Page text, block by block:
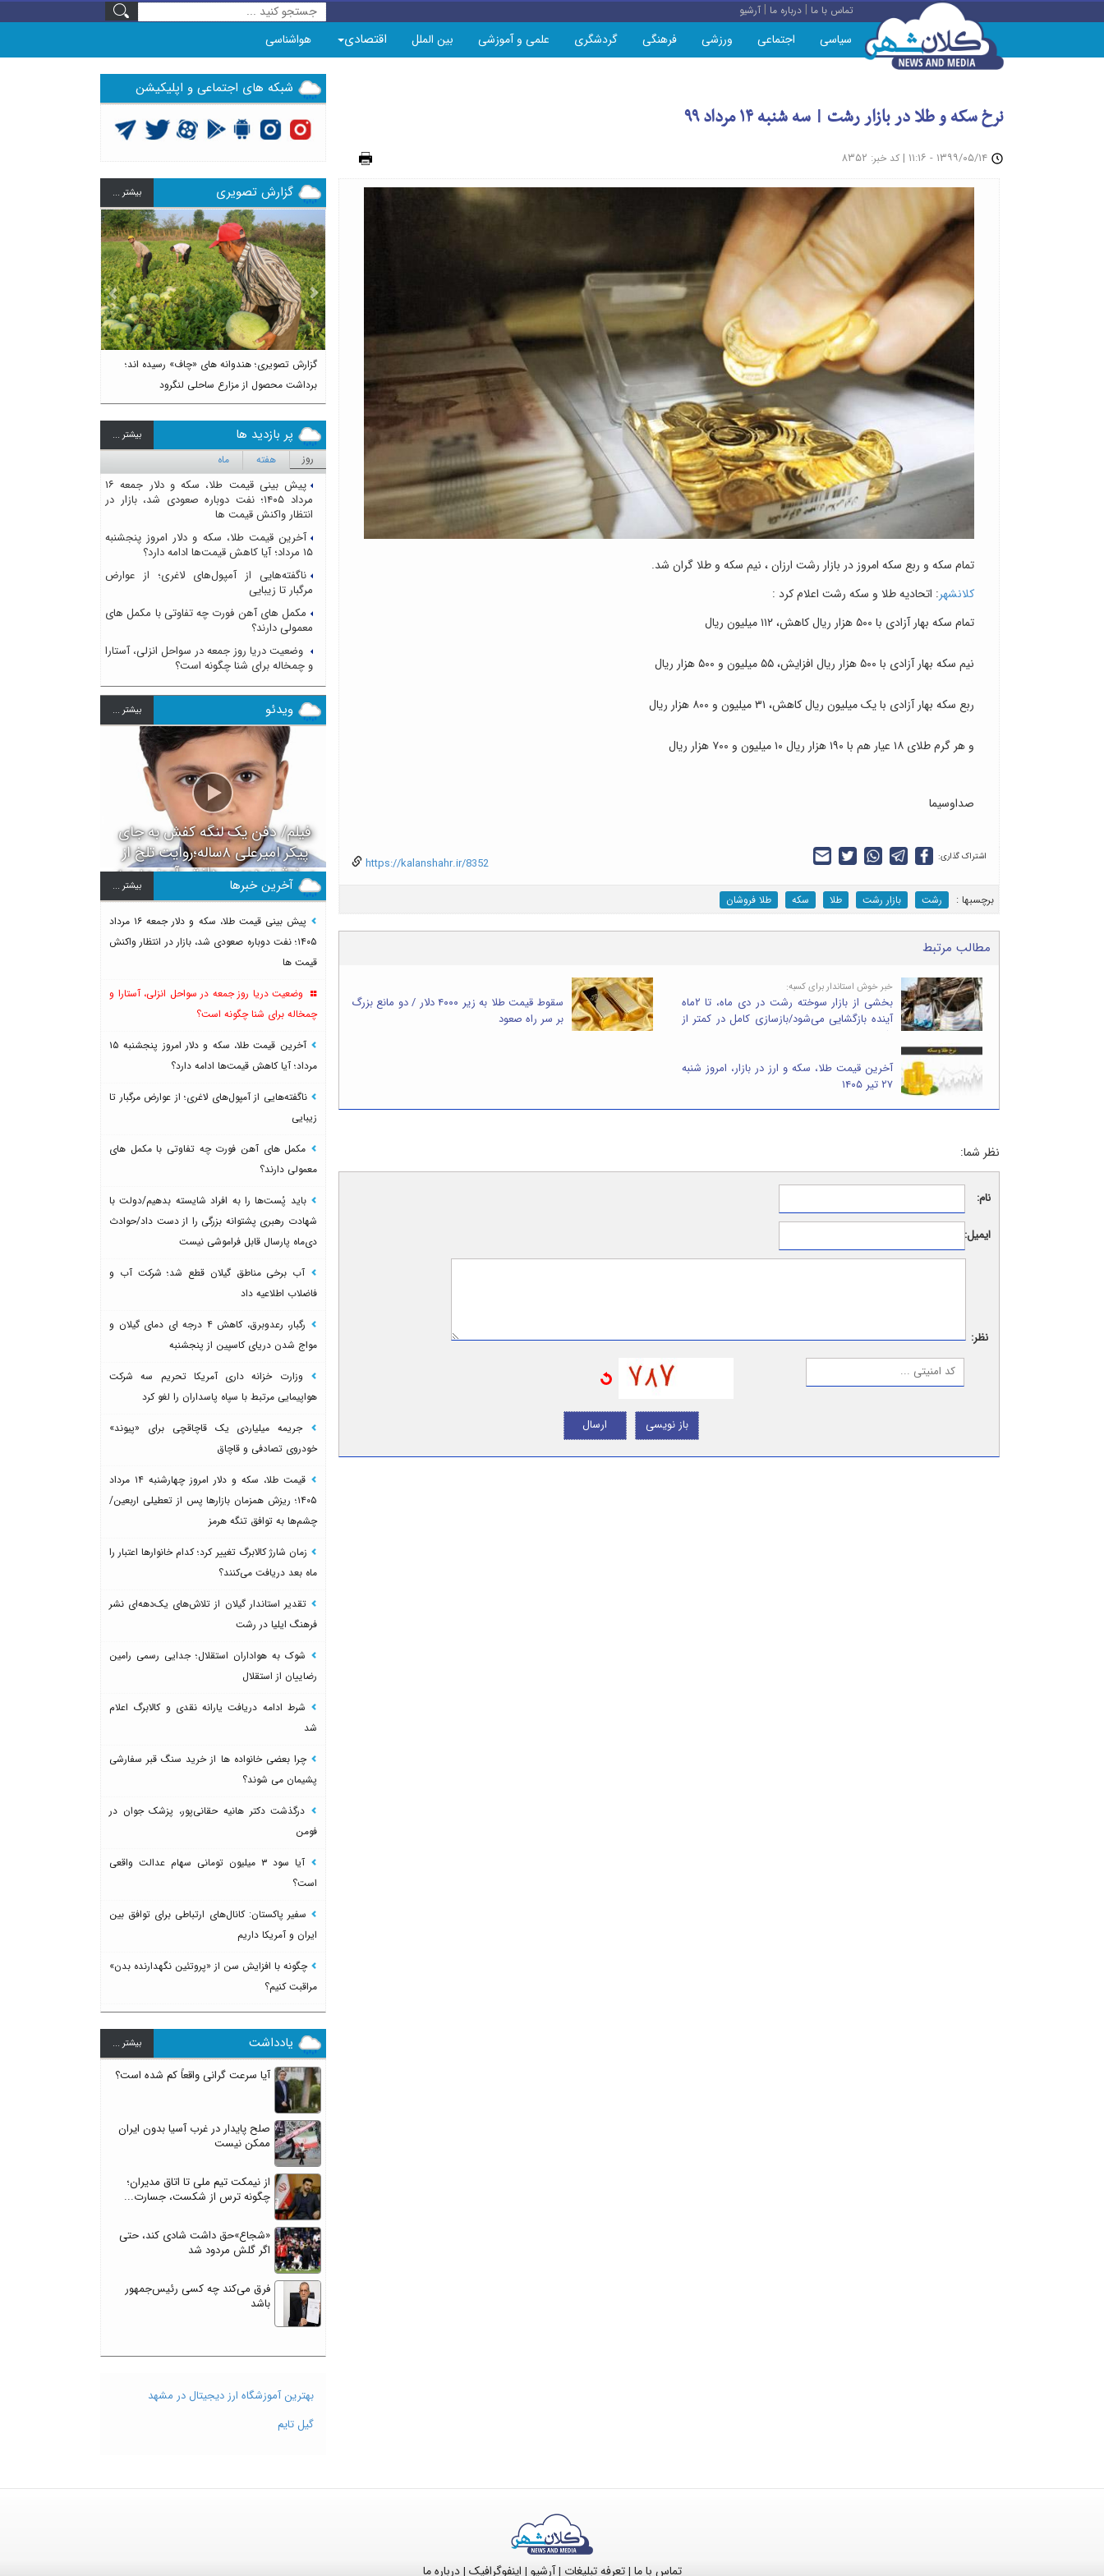
تماس با ما |درباره ما |آرشیو
سیاسی اجتماعی ورزشی فرهنگی گردشگری علمی و آموزشی بین الملل اقتصادی هواشناسی
نرخ سکه و طلا در بازار رشت | سه شنبه ۱۴ مرداد ۹۹
| کد خبر: ۸۳۵۲
تمام سکه و ربع سکه امروز در بازار رشت ارزان ، نیم سکه و طلا گران شد.
کلانشهر: اتحادیه طلا و سکه رشت اعلام کرد :
تمام سکه بهار آزادی با ۵۰۰ هزار ریال کاهش، ۱۱۲ میلیون ریال
نیم سکه بهار آزادی با ۵۰۰ هزار ریال افزایش، ۵۵ میلیون و ۵۰۰ هزار ریال
ربع سکه بهار آزادی با یک میلیون ریال کاهش، ۳۱ میلیون و ۸۰۰ هزار ریال
و هر گرم طلای ۱۸ عیار هم با ۱۹۰ هزار ریال ۱۰ میلیون و ۷۰۰ هزار ریال
صداوسیما
https://kalanshahr.ir/8352 اشتراک گذاری:
برچسب‎ها : رشت بازار رشت طلا سکه طلا فروشان
مطالب مرتبط
خبر خوش استاندار برای کسبه:
بخشی از بازار سوخته رشت در دی ماه، تا ۲ماه
آینده بازگشایی می‌شود/بازسازی کامل در کمتر از
یک سال
سقوط قیمت طلا به زیر ۴۰۰۰ دلار / دو مانع بزرگ
بر سر راه صعود
آخرین قیمت طلا، سکه و ارز در بازار، امروز شنبه
۲۷ تیر ۱۴۰۵
نظر شما:
نام:
ایمیل:
نظر:
ارسال باز نویسی
شبکه های اجتماعی و اپلیکیشن
گزارش تصویری بيشتر ...
گزارش تصویری؛ هندوانه های «چاف» رسیده اند؛
برداشت محصول از مزارع ساحلی لنگرود
Previous Next
پر بازدید ها بيشتر ...
روز هفته ماه
پیش بینی قیمت طلا، سکه و دلار جمعه ۱۶
مرداد ۱۴۰۵؛ نفت دوباره صعودی شد، بازار در
انتظار واکنش قیمت ها
آخرین قیمت طلا، سکه و دلار امروز پنجشنبه
۱۵ مرداد؛ آیا کاهش قیمت‌ها ادامه دارد؟
ناگفته‌هایی از آمپول‌های لاغری؛ از عوارض
مرگبار تا زیبایی
مکمل های آهن فورت چه تفاوتی با مکمل های
معمولی دارند؟
وضعیت دریا روز جمعه در سواحل انزلی، آستارا
و چمخاله برای شنا چگونه است؟
ویدئو بيشتر ...
فیلم/ دفن یک لنگه کفش به جای
پیکر امیرعلی ۸ساله؛روایت تلخ از
سرنوشت دومین دانش آموز مدرسه
میناب بعد از ماکان
آخرین خبرها بيشتر ...
پیش بینی قیمت طلا، سکه و دلار جمعه ۱۶ مرداد
۱۴۰۵؛ نفت دوباره صعودی شد، بازار در انتظار واکنش
قیمت ها
وضعیت دریا روز جمعه در سواحل انزلی، آستارا و
چمخاله برای شنا چگونه است؟
آخرین قیمت طلا، سکه و دلار امروز پنجشنبه ۱۵
مرداد؛ آیا کاهش قیمت‌ها ادامه دارد؟
ناگفته‌هایی از آمپول‌های لاغری؛ از عوارض مرگبار تا
زیبایی
مکمل های آهن فورت چه تفاوتی با مکمل های
معمولی دارند؟
باید پُست‌ها را به افراد شایسته بدهیم/دولت با
شهادت رهبری پشتوانه بزرگی را از دست داد/حوادث
دی‌ماه پارسال قابل فراموشی نیست
آب برخی مناطق گیلان قطع شد؛ شرکت آب و
فاضلاب اطلاعیه داد
رگبار، رعدوبرق، کاهش ۴ درجه ای دمای گیلان و
مواج شدن دریای کاسپین از پنجشنبه
وزارت خزانه داری آمریکا تحریم سه شرکت
هواپیمایی مرتبط با سپاه پاسداران را لغو کرد
جریمه میلیاردی یک قاچاقچی برای «پیوند»
خودروی تصادفی و قاچاق
قیمت طلا، سکه و دلار امروز چهارشنبه ۱۴ مرداد
۱۴۰۵؛ ریزش همزمان بازارها پس از تعطیلی اربعین/
چشم‌ها به توافق تنگه هرمز
زمان شارژ کالابرگ تغییر کرد؛ کدام خانوارها اعتبار را
ماه بعد دریافت می‌کنند؟
تقدیر استاندار گیلان از تلاش‌های یک‌دهه‌ای نشر
فرهنگ ایلیا در رشت
شوک به هواداران استقلال؛ جدایی رسمی رامین
رضاییان از استقلال
شرط ادامه دریافت یارانه نقدی و کالابرگ اعلام
شد
چرا بعضی خانواده ها از خرید سنگ قبر سفارشی
پشیمان می شوند؟
درگذشت دکتر هانیه حقانی‌پور، پزشک جوان در
فومن
آیا سود ۳ میلیون تومانی سهام عدالت واقعی
است؟
سفیر پاکستان: کانال‌های ارتباطی برای توافق بین
ایران و آمریکا داریم
چگونه با افزایش سن از «پروتئین نگهدارنده بدن»
مراقبت کنیم؟
یادداشت بيشتر ...
آیا سرعت گرانی واقعاً کم شده است؟
صلح پایدار در غرب آسیا بدون ایران
ممکن نیست
از نیمکت تیم ملی تا اتاق مدیران؛
چگونه ترس از شکست، جسارت...
«شجاع»حق داشت شادی کند، حتی
اگر گلش مردود شد
فرق می‌کند چه کسی رئیس‌جمهور
باشد
بهترین آموزشگاه ارز دیجیتال در مشهد
گیل تایم
تماس با ما |تعرفه تبلیغات |آرشیو | اینفوگرافیک |درباره ما